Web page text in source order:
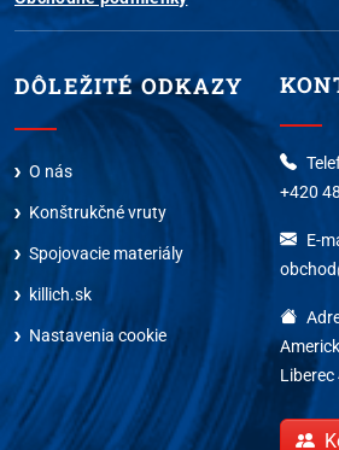
DÔLEŽITÉ ODKAZY
O nás
Konštrukčné vruty
Spojovacie materiály
killich.sk
Nastavenia cookie
+420
E-
Liberec